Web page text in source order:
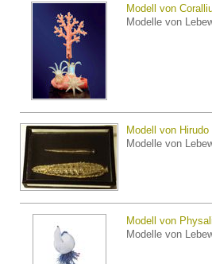
Modell von
Modelle von
Modell von
Modelle von
Modell von
Modelle von